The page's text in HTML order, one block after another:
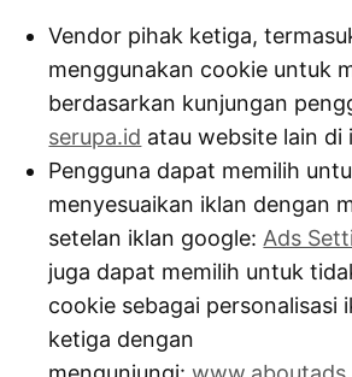
Vendor pihak ketiga,
menggunakan cookie untuk
berdasarkan kunjungan
serupa.id atau website lain di
Pengguna dapat memilih
menyesuaikan iklan dengan
setelan iklan google: Ads
juga dapat memilih untuk
cookie sebagai personalisasi
ketiga dengan